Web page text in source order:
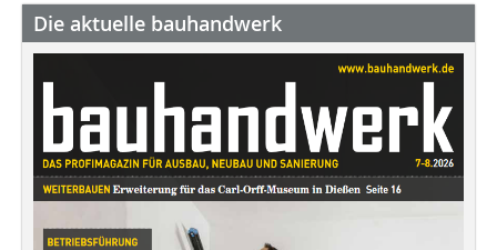
Die aktuelle bauhandwerk